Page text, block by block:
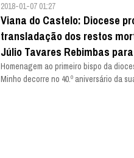
2018-01-07 01:27
Viana do Castelo: Diocese
transladação dos restos
Júlio Tavares Rebimbas
Homenagem ao primeiro bispo da
Minho decorre no 40.º aniversário da